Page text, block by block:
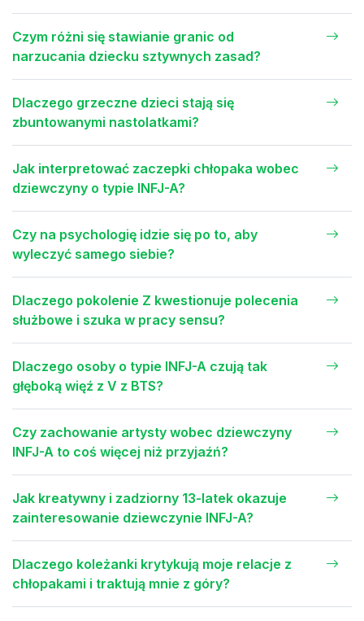
Czym różni się stawianie granic od
narzucania dziecku sztywnych zasad?
Dlaczego grzeczne dzieci stają się
zbuntowanymi nastolatkami?
Jak interpretować zaczepki chłopaka wobec
dziewczyny o typie INFJ-A?
Czy na psychologię idzie się po to, aby
wyleczyć samego siebie?
Dlaczego pokolenie Z kwestionuje polecenia
służbowe i szuka w pracy sensu?
Dlaczego osoby o typie INFJ-A czują tak
głęboką więź z V z BTS?
Czy zachowanie artysty wobec dziewczyny
INFJ-A to coś więcej niż przyjaźń?
Jak kreatywny i zadziorny 13-latek okazuje
zainteresowanie dziewczynie INFJ-A?
Dlaczego koleżanki krytykują moje relacje z
chłopakami i traktują mnie z góry?